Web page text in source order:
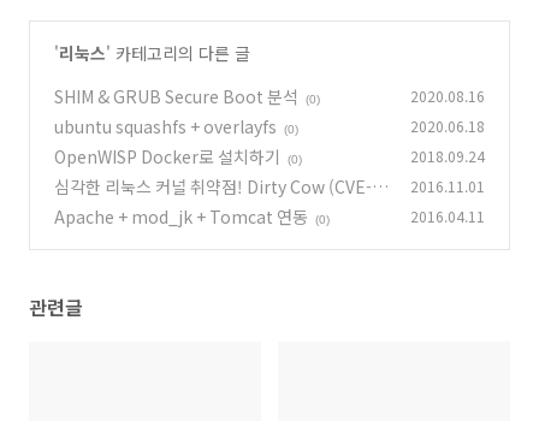
'리눅스' 카테고리의 다른 글
SHIM & GRUB Secure Boot 분석
(0) 2020.08.16
ubuntu squashfs + overlayfs (0) 2020.06.18
OpenWISP Docker로 설치하기 (0) 2018.09.24
심각한 리눅스 커널 취약점! Dirty Cow (CVE-2
016-5195) (0)
2016.11.01
Apache + mod_jk + Tomcat 연동 (0) 2016.04.11
관련글